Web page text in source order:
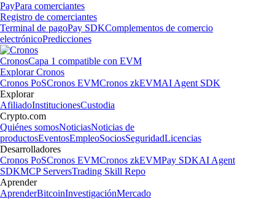
PayPara comerciantes
Registro de comerciantes
Terminal de pagoPay SDKComplementos de comercio
electrónicoPredicciones
CronosCapa 1 compatible con EVM
Explorar Cronos
Cronos PoSCronos EVMCronos zkEVMAI Agent SDK
Explorar
AfiliadoInstitucionesCustodia
Crypto.com
Quiénes somosNoticiasNoticias de
productosEventosEmpleoSociosSeguridadLicencias
Desarrolladores
Cronos PoSCronos EVMCronos zkEVMPay SDKAI Agent
SDKMCP ServersTrading Skill Repo
Aprender
AprenderBitcoinInvestigaciónMercado